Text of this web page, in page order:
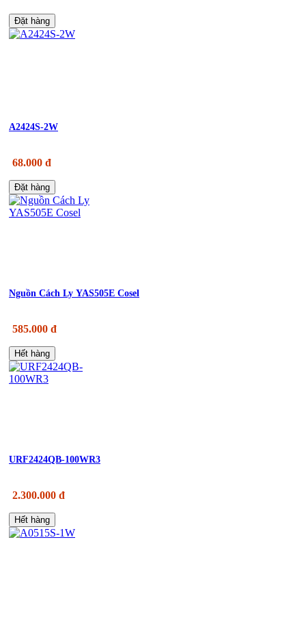
Đặt hàng
A2424S-2W
68.000 đ
Đặt hàng
Nguồn Cách Ly YAS505E Cosel
585.000 đ
Hết hàng
URF2424QB-100WR3
2.300.000 đ
Hết hàng